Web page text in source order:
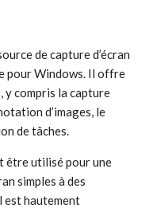
de capture d’écran
pour Windows. Il offre
y compris la capture
d’images, le
de tâches.
être utilisé pour une
simples à des
est hautement